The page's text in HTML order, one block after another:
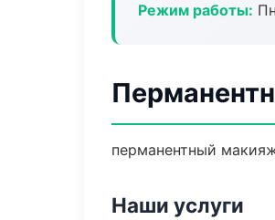
Режим работы:
перманентный
Наши услуги